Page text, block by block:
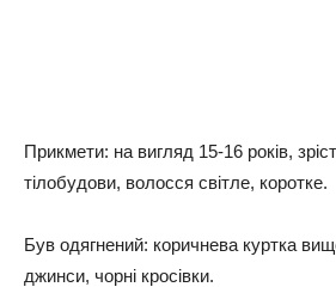
Прикмети: на вигляд 15-16 років,
тілобудови, волосся світле, коротке.
Був одягнений: коричнева куртка
джинси, чорні кросівки.